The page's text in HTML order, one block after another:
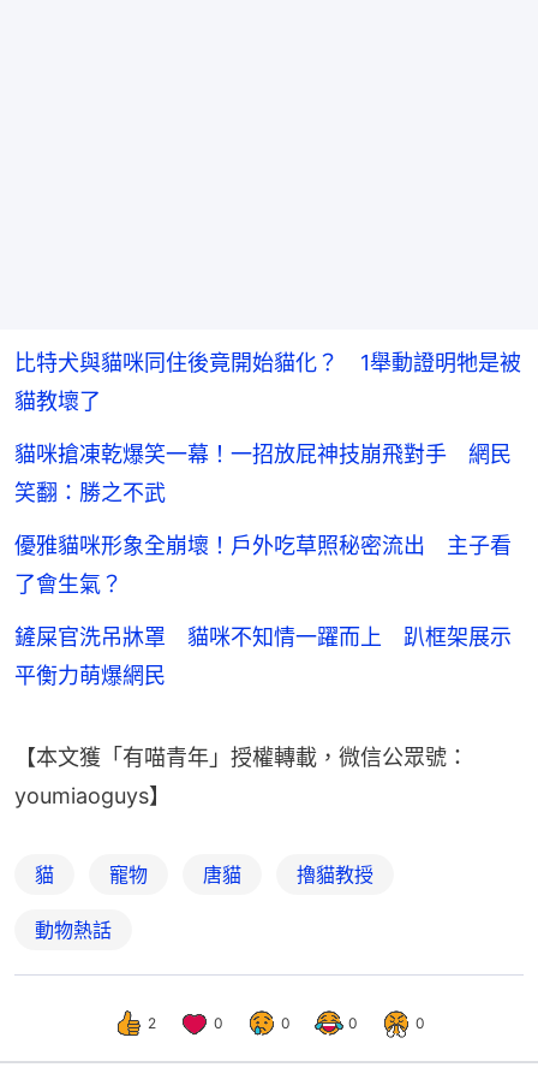
比特犬與貓咪同住後竟開始貓化？ 1舉動證明牠是被
貓教壞了
貓咪搶凍乾爆笑一幕！一招放屁神技崩飛對手 網民
笑翻：勝之不武
優雅貓咪形象全崩壞！戶外吃草照秘密流出 主子看
了會生氣？
鏟屎官洗吊牀罩 貓咪不知情一躍而上 趴框架展示
平衡力萌爆網民
【本文獲「有喵青年」授權轉載，微信公眾號：
youmiaoguys】
貓 寵物 唐貓 擼貓教授
動物熱話
2 0 0 0 0